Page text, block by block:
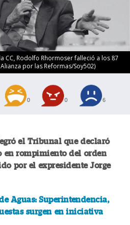
CC, Rodolfo Rhormoser falleció a los 87
por las Reformas/Soy502)
0 0 6
el Tribunal que declaró
rompimiento del orden
por el expresidente Jorge
Aguas: Superintendencia,
surgen en iniciativa